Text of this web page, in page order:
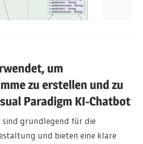
um
zu erstellen und zu
Paradigm KI-Chatbot
sind grundlegend für die
und bieten eine klare